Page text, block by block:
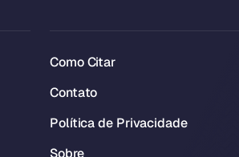
Como Citar
Contato
Política de Privacidade
Sobre